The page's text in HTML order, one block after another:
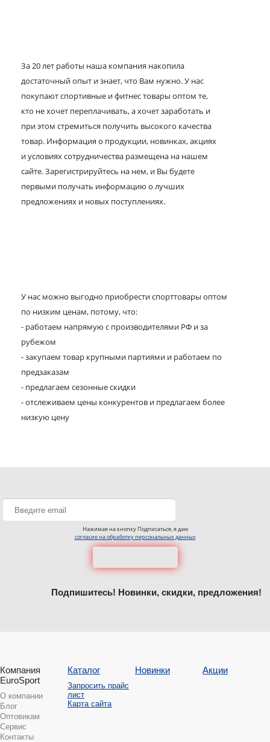
За 20 лет работы наша компания накопила
достаточный опыт и знает, что Вам нужно. У нас
покупают спортивные и фитнес товары оптом те,
кто не хочет переплачивать, а хочет заработать и
при этом стремиться получить высокого качества
товар. Информация о продукции, новинках, акциях
и условиях сотрудничества размещена на нашем
сайте. Зарегистрируйтесь на нем, и Вы будете
первыми получать информацию о лучших
предложениях и новых поступлениях.
У нас можно выгодно приобрести спорттовары оптом
по низким ценам, потому, что:
- работаем напрямую с производителями РФ и за
рубежом
- закупаем товар крупными партиями и работаем по
предзаказам
- предлагаем сезонные скидки
- отслеживаем цены конкурентов и предлагаем более
низкую цену
Нажимая на кнопку Подписаться, я даю
согласие на обработку персональных данных
Подпишитесь! Новинки, скидки, предложения!
Компания
EuroSport
О компании
Блог
Оптовикам
Сервис
Контакты
Каталог
Запросить прайс
лист
Карта сайта
Новинки Акции